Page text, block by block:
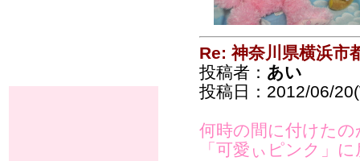
Re: 神奈川県横浜市
投稿者： あい
投稿日：2012/06/
何時の間に付けた
「可愛ぃピンク」